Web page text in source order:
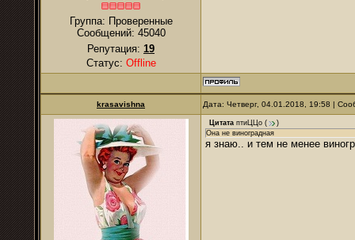
Группа: Проверенные
Сообщений: 45040
Репутация: 19
Статус: Offline
krasavishna Дата: Четверг, 04.01.2018, 19:58 |
Цитата птиЦЦо (
)
Она не виноградная
я знаю.. и тем не менее